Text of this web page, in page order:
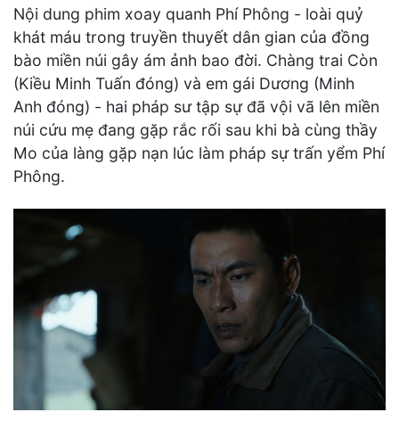
Nội dung phim xoay quanh Phí Phông - loài quỷ
khát máu trong truyền thuyết dân gian của đồng
bào miền núi gây ám ảnh bao đời. Chàng trai Còn
(Kiều Minh Tuấn đóng) và em gái Dương (Minh
Anh đóng) - hai pháp sư tập sự đã vội vã lên miền
núi cứu mẹ đang gặp rắc rối sau khi bà cùng thầy
Mo của làng gặp nạn lúc làm pháp sự trấn yểm Phí
Phông.